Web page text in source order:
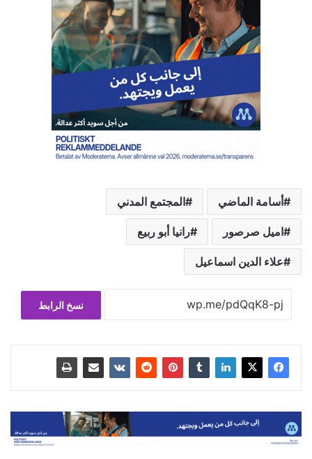
أسامة الماضي المجتمع المدني
اميل صرصور رانيا أبو ربيع
علاء الدين اسماعيل
نسخ الرابط